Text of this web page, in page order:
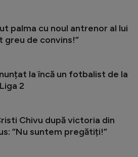
palma cu noul antrenor al lui
greu de convins!”
la încă un fotbalist de la
2
Chivu după victoria din
”Nu suntem pregătiți!”